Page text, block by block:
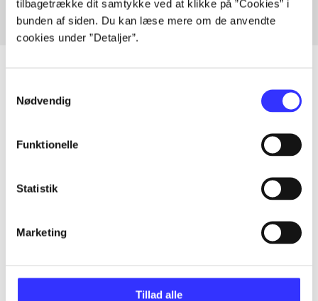
tilbagetrække dit samtykke ved at klikke på ”Cookies” i
bunden af siden. Du kan læse mere om de anvendte
cookies under ”Detaljer”.
Nødvendig
Funktionelle
Statistik
Marketing
Tillad alle